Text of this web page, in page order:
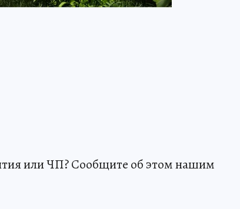
или ЧП? Сообщите об этом нашим